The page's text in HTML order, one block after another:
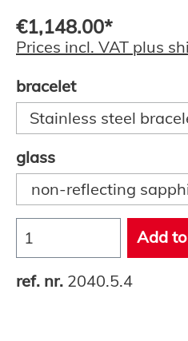
€1,148.00*
Prices incl. VAT plus
bracelet
Stainless steel
glass
non-reflecting
Add
ref. nr. 2040.5.4